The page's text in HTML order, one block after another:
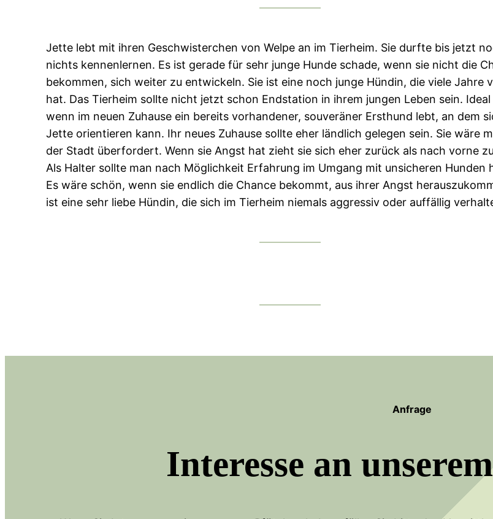
Jette lebt mit ihren Geschwisterchen von Welpe an im Tierheim. Sie durfte bis jetzt
nichts kennenlernen. Es ist gerade für sehr junge Hunde schade, wenn sie nicht die
bekommen, sich weiter zu entwickeln. Sie ist eine noch junge Hündin, die viele Jahre
hat. Das Tierheim sollte nicht jetzt schon Endstation in ihrem jungen Leben sein. Ideal
wenn im neuen Zuhause ein bereits vorhandener, souveräner Ersthund lebt, an dem
Jette orientieren kann. Ihr neues Zuhause sollte eher ländlich gelegen sein. Sie wäre
der Stadt überfordert. Wenn sie Angst hat zieht sie sich eher zurück als nach vorne
Als Halter sollte man nach Möglichkeit Erfahrung im Umgang mit unsicheren Hunden
Es wäre schön, wenn sie endlich die Chance bekommt, aus ihrer Angst
ist eine sehr liebe Hündin, die sich im Tierheim niemals aggressiv oder auffällig
Anfrage
Interesse an